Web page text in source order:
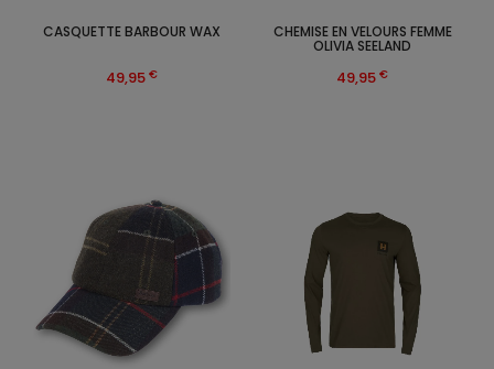
CASQUETTE BARBOUR WAX
49,95 €
CHEMISE EN VELOURS FEMME
OLIVIA SEELAND
49,95 €